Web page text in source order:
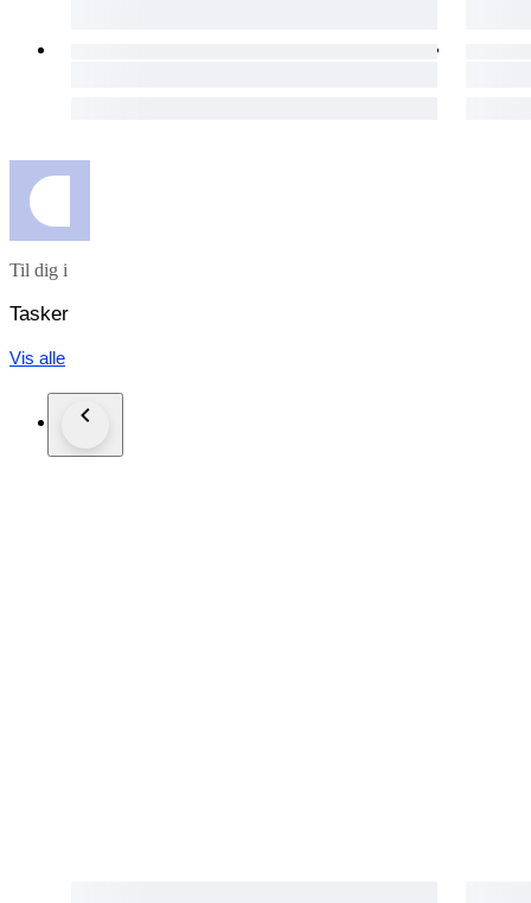
Til dig i
Tasker
Vis alle